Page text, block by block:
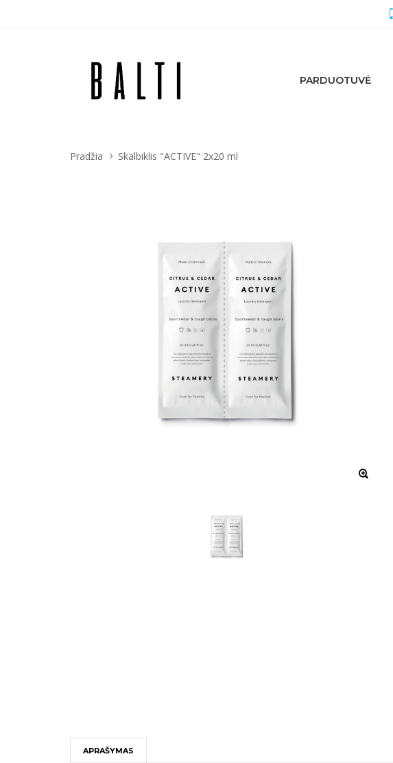
PARDUOTUVĖ
Pradžia Skalbiklis "ACTIVE" 2x20 ml
APRAŠYMAS